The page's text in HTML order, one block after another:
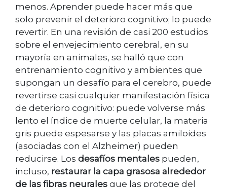
menos. Aprender puede hacer más que
solo prevenir el deterioro cognitivo; lo puede
revertir. En una revisión de casi 200 estudios
sobre el envejecimiento cerebral, en su
mayoría en animales, se halló que con
entrenamiento cognitivo y ambientes que
supongan un desafío para el cerebro, puede
revertirse casi cualquier manifestación física
de deterioro cognitivo: puede volverse más
lento el índice de muerte celular, la materia
gris puede espesarse y las placas amiloides
(asociadas con el Alzheimer) pueden
reducirse. Los desafíos mentales pueden,
incluso, restaurar la capa grasosa alrededor
de las fibras neurales que las protege del